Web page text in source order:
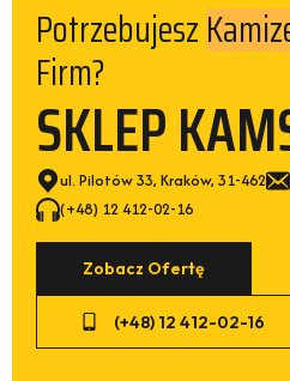
Potrzebujesz
Firm?
SKLEP
ul. Pilotów 33, Kraków, 31-462
(+48) 12 412-02-16
Zobacz Ofertę
(+48) 12 412-02-16